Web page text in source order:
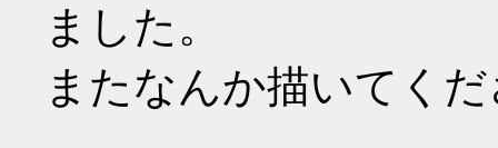
ました。
またなんか描いてく